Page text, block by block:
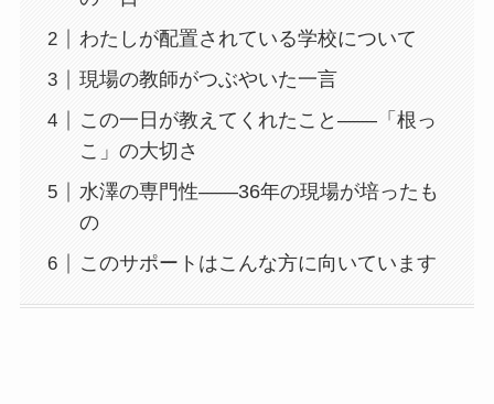
わたしが配置されている学校について
現場の教師がつぶやいた一言
この一日が教えてくれたこと——「根っ
こ」の大切さ
水澤の専門性——36年の現場が培ったも
の
このサポートはこんな方に向いています